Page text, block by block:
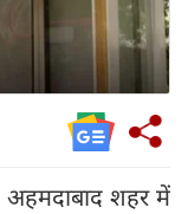
अहमदाबाद शहर में